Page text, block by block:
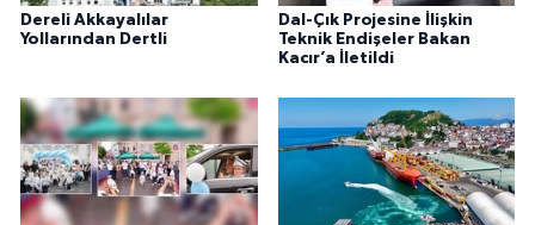
Dereli Akkayalılar
Yollarından Dertli
Dal-Çık Projesine İlişkin
Teknik Endişeler Bakan
Kacır’a İletildi